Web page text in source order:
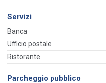
Servizi
Banca
Ufficio postale
Ristorante
Parcheggio pubblico